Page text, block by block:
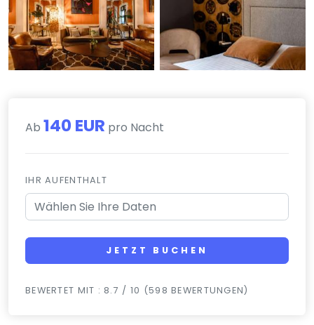
Ab 140 EUR pro Nacht
IHR AUFENTHALT
JETZT BUCHEN
BEWERTET MIT : 8.7 / 10 (598 BEWERTUNGEN)